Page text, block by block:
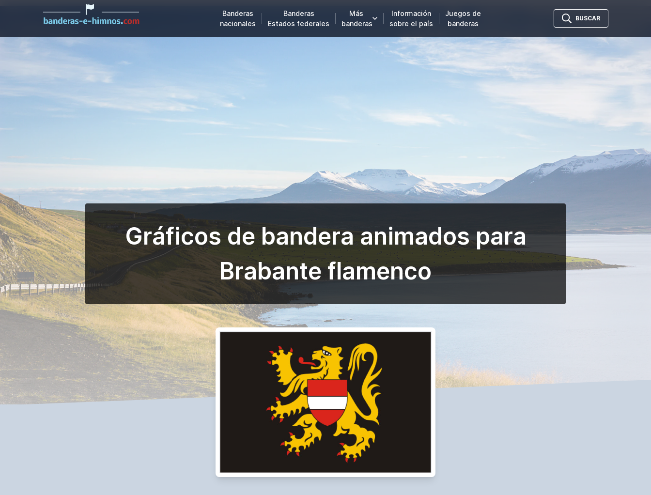
Banderas
nacionales
Banderas
Estados federales
Más
banderas
Información
sobre el país
Juegos de
banderas
BUSCAR
Gráficos de bandera animados para
Brabante flamenco